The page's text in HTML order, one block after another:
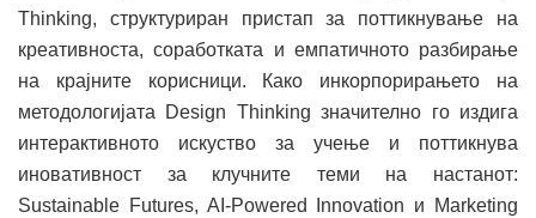
Thinking, структуриран пристап за поттикнување на
креативноста, соработката и емпатичното разбирање
на крајните корисници. Како инкорпорирањето на
методологијата Design Thinking значително го издига
интерактивното искуство за учење и поттикнува
иновативнoст за клучните теми на настанот:
Sustainable Futures, AI-Powered Innovation и Marketing